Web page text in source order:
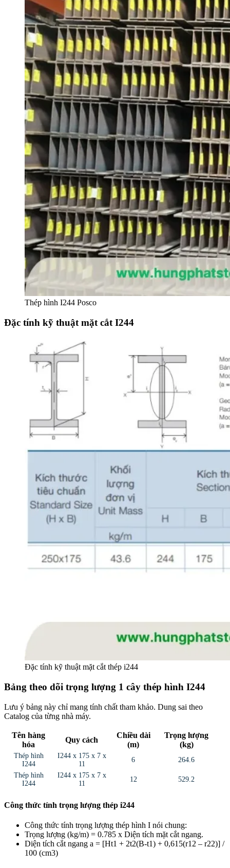
Thép hình I244 Posco
Đặc tính kỹ thuật mặt cắt I244
Đặc tính kỹ thuật mặt cắt thép i244
Bảng theo dõi trọng lượng 1 cây thép hình I244
Lưu ý bảng này chỉ mang tính chất tham khảo. Dung sai theo
Catalog của từng nhà máy.
Tên hàng
hóa
Quy cách
Chiều dài
(m)
Trọng lượng
(kg)
Thép hình
I244
I244 x 175 x 7 x
11
6
264.6
Thép hình
I244
I244 x 175 x 7 x
11
12 529.2
Công thức tính trọng lượng thép i244
Công thức tính trọng lượng thép hình I nói chung:
Trọng lượng (kg/m) = 0.785 x Diện tích mặt cắt ngang.
Diện tích cắt ngang a = [Ht1 + 2t2(B-t1) + 0,615(r12 – r22)] /
100 (cm3)